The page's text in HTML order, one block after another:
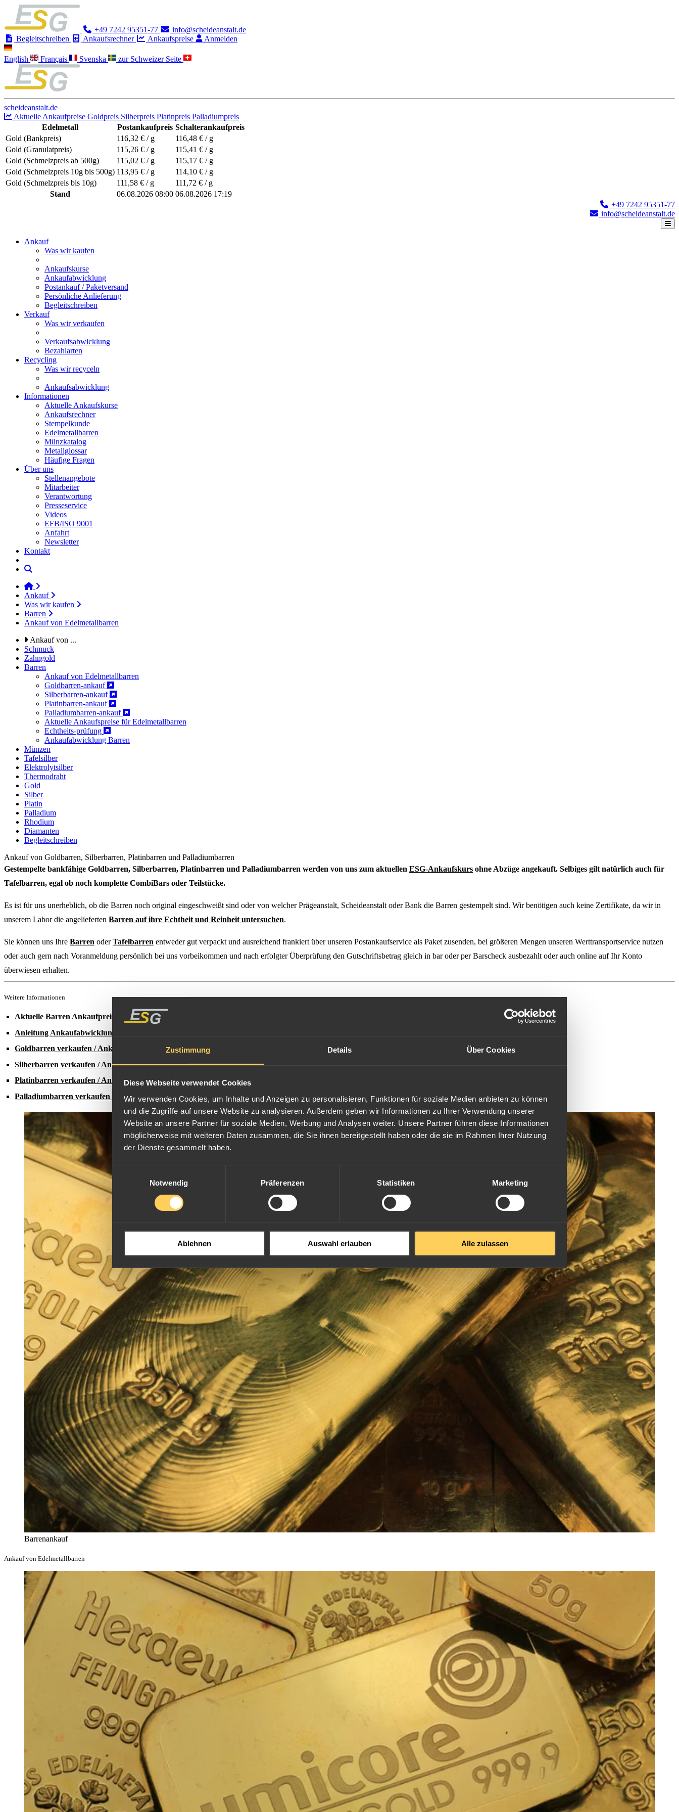
Zustimmung Details Über Cookies
Diese Webseite verwendet Cookies
Wir verwenden Cookies, um Inhalte und Anzeigen zu personalisieren, Funktionen für soziale Medien anbieten zu können
und die Zugriffe auf unsere Website zu analysieren. Außerdem geben wir Informationen zu Ihrer Verwendung unserer
Website an unsere Partner für soziale Medien, Werbung und Analysen weiter. Unsere Partner führen diese Informationen
möglicherweise mit weiteren Daten zusammen, die Sie ihnen bereitgestellt haben oder die sie im Rahmen Ihrer Nutzung
der Dienste gesammelt haben.
Notwendig
Präferenzen Statistiken Marketing
Ablehnen Auswahl erlauben Alle zulassen
+49 7242 95351-77
info@scheideanstalt.de
Begleitschreiben
Ankaufsrechner Ankaufspreise Anmelden
English Français Svenska zur Schweizer Seite
scheideanstalt.de
Aktuelle Ankaufpreise Goldpreis Silberpreis Platinpreis Palladiumpreis
Edelmetall
Postankaufpreis Schalterankaufpreis
Gold (Bankpreis)
116,32 € / g 116,48 € / g
Gold (Granulatpreis)
115,26 € / g 115,41 € / g
Gold (Schmelzpreis ab 500g)
115,02 € / g 115,17 € / g
Gold (Schmelzpreis 10g bis 500g) 113,95 € / g 114,10 € / g
Gold (Schmelzpreis bis 10g)
111,58 € / g 111,72 € / g
Stand
06.08.2026 08:00 06.08.2026 17:19
+49 7242 95351-77
info@scheideanstalt.de
Ankauf
Was wir kaufen
Ankaufskurse
Ankaufabwicklung
Postankauf / Paketversand
Persönliche Anlieferung
Begleitschreiben
Verkauf
Was wir verkaufen
Verkaufsabwicklung
Bezahlarten
Recycling
Was wir recyceln
Ankaufsabwicklung
Informationen
Aktuelle Ankaufskurse
Ankaufsrechner
Stempelkunde
Edelmetallbarren
Münzkatalog
Metallglossar
Häufige Fragen
Über uns
Stellenangebote
Mitarbeiter
Verantwortung
Presseservice
Videos
EFB/ISO 9001
Anfahrt
Newsletter
Kontakt
Ankauf
Was wir kaufen
Barren
Ankauf von Edelmetallbarren
Ankauf von ...
Schmuck
Zahngold
Barren
Ankauf von Edelmetallbarren
Goldbarren-ankauf
Silberbarren-ankauf
Platinbarren-ankauf
Palladiumbarren-ankauf
Aktuelle Ankaufspreise für Edelmetallbarren
Echtheits-prüfung
Ankaufabwicklung Barren
Münzen
Tafelsilber
Elektrolytsilber
Thermodraht
Gold
Silber
Platin
Palladium
Rhodium
Diamanten
Begleitschreiben
Ankauf von Goldbarren, Silberbarren, Platinbarren und Palladiumbarren
Gestempelte bankfähige Goldbarren, Silberbarren, Platinbarren und Palladiumbarren werden von uns zum aktuellen ESG-Ankaufskurs ohne Abzüge angekauft. Selbiges gilt natürlich auch für
Tafelbarren, egal ob noch komplette CombiBars oder Teilstücke.
Es ist für uns unerheblich, ob die Barren noch original eingeschweißt sind oder von welcher Prägeanstalt, Scheideanstalt oder Bank die Barren gestempelt sind. Wir benötigen auch keine Zertifikate, da wir in
unserem Labor die angelieferten Barren auf ihre Echtheit und Reinheit untersuchen.
Sie können uns Ihre Barren oderTafelbarren entweder gut verpackt und ausreichend frankiert über unseren Postankaufservice als Paket zusenden, bei größeren Mengen unseren Werttransportservice nutzen
oder auch gern nach Voranmeldung persönlich bei uns vorbeikommen und nach erfolgter Überprüfung den Gutschriftsbetrag gleich in bar oder per Barscheck ausbezahlt oder auch online auf Ihr Konto
überwiesen erhalten.
Weitere Informationen
Aktuelle Barren Ankaufpreise
Anleitung Ankaufabwicklung
Goldbarren verkaufen / Ankaufpreise
Silberbarren verkaufen / Ankaufpreise
Platinbarren verkaufen / Ankaufpreise
Palladiumbarren verkaufen / Ankaufpreise
Barrenankauf
Ankauf von Edelmetallbarren